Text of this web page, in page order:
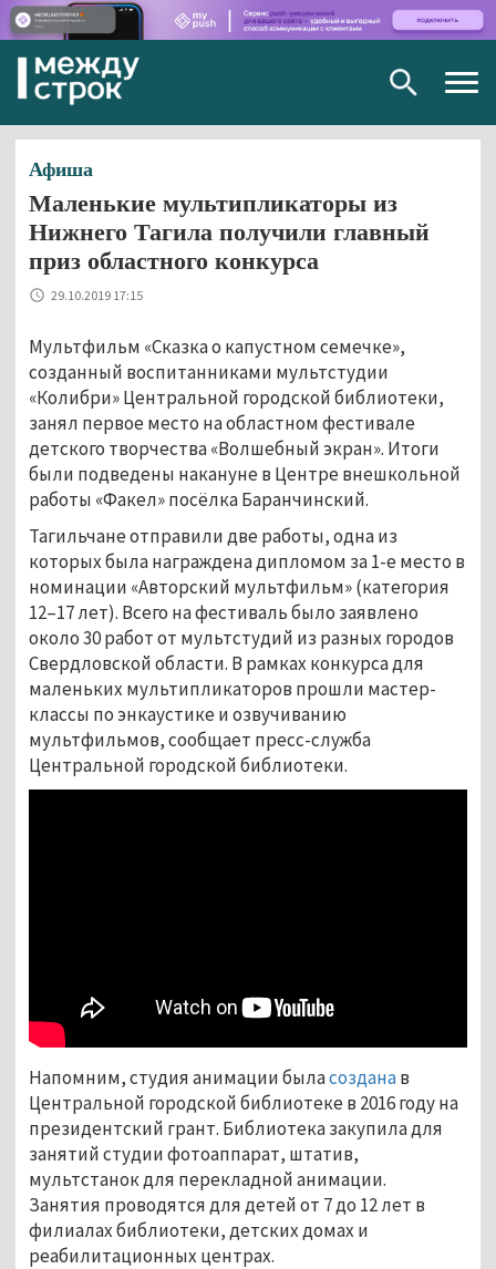
Афиша
Маленькие мультипликаторы из
Нижнего Тагила получили главный
приз областного конкурса
29.10.2019 17:15
Мультфильм «Сказка о капустном семечке»,
созданный воспитанниками мультстудии
«Колибри» Центральной городской библиотеки,
занял первое место на областном фестивале
детского творчества «Волшебный экран». Итоги
были подведены накануне в Центре внешкольной
работы «Факел» посёлка Баранчинский.
Тагильчане отправили две работы, одна из
которых была награждена дипломом за 1-е место в
номинации «Авторский мультфильм» (категория
12–17 лет). Всего на фестиваль было заявлено
около 30 работ от мультстудий из разных городов
Свердловской области. В рамках конкурса для
маленьких мультипликаторов прошли мастер-
классы по энкаустике и озвучиванию
мультфильмов, сообщает пресс-служба
Центральной городской библиотеки.
Напомним, студия анимации быласозданав
Центральной городской библиотеке в 2016 году на
президентский грант. Библиотека закупила для
занятий студии фотоаппарат, штатив,
мультстанок для перекладной анимации.
Занятия проводятся для детей от 7 до 12 лет в
филиалах библиотеки, детских домах и
реабилитационных центрах.